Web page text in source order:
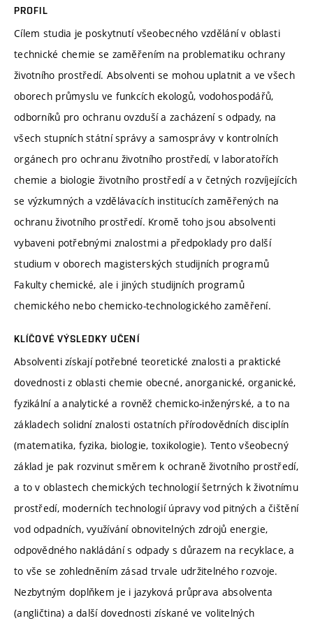
PROFIL
Cílem studia je poskytnutí všeobecného vzdělání v oblasti
technické chemie se zaměřením na problematiku ochrany
životního prostředí. Absolventi se mohou uplatnit a ve všech
oborech průmyslu ve funkcích ekologů, vodohospodářů,
odborníků pro ochranu ovzduší a zacházení s odpady, na
všech stupních státní správy a samosprávy v kontrolních
orgánech pro ochranu životního prostředí, v laboratořích
chemie a biologie životního prostředí a v četných rozvíjejících
se výzkumných a vzdělávacích institucích zaměřených na
ochranu životního prostředí. Kromě toho jsou absolventi
vybaveni potřebnými znalostmi a předpoklady pro další
studium v oborech magisterských studijních programů
Fakulty chemické, ale i jiných studijních programů
chemického nebo chemicko-technologického zaměření.
KLÍČOVÉ VÝSLEDKY UČENÍ
Absolventi získají potřebné teoretické znalosti a praktické
dovednosti z oblasti chemie obecné, anorganické, organické,
fyzikální a analytické a rovněž chemicko-inženýrské, a to na
základech solidní znalosti ostatních přírodovědních disciplín
(matematika, fyzika, biologie, toxikologie). Tento všeobecný
základ je pak rozvinut směrem k ochraně životního prostředí,
a to v oblastech chemických technologií šetrných k životnímu
prostředí, moderních technologií úpravy vod pitných a čištění
vod odpadních, využívání obnovitelných zdrojů energie,
odpovědného nakládání s odpady s důrazem na recyklace, a
to vše se zohledněním zásad trvale udržitelného rozvoje.
Nezbytným doplňkem je i jazyková průprava absolventa
(angličtina) a další dovednosti získané ve volitelných